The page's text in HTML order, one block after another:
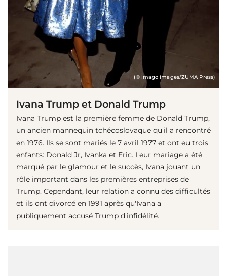
(© imago images/ZUMA Press)
Ivana Trump et Donald Trump
Ivana Trump est la première femme de Donald Trump,
un ancien mannequin tchécoslovaque qu'il a rencontré
en 1976. Ils se sont mariés le 7 avril 1977 et ont eu trois
enfants: Donald Jr, Ivanka et Eric. Leur mariage a été
marqué par le glamour et le succès, Ivana jouant un
rôle important dans les premières entreprises de
Trump. Cependant, leur relation a connu des difficultés
et ils ont divorcé en 1991 après qu'Ivana a
publiquement accusé Trump d'infidélité.